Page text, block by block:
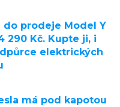
do prodeje Model Y
290 Kč. Kupte ji, i
elektrických
má pod kapotou